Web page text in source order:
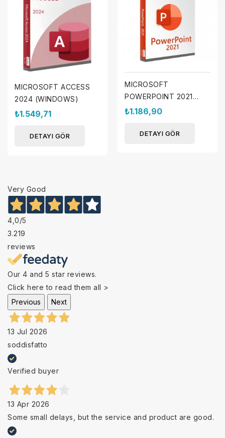
MICROSOFT ACCESS
2024 (WINDOWS)
₺1.549,71
DETAYI GÖR
MICROSOFT
POWERPOINT 2021
(MAC)
₺1.186,90
DETAYI GÖR
Very Good
4,0/5
3.219
reviews
Our 4 and 5 star reviews.
Click here to read them all >
Previous
Next
13 Jul 2026
soddisfatto
Verified buyer
13 Apr 2026
Some small delays, but the service and product are good.